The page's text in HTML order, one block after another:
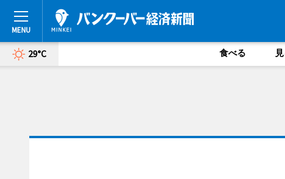
29°C 食べる